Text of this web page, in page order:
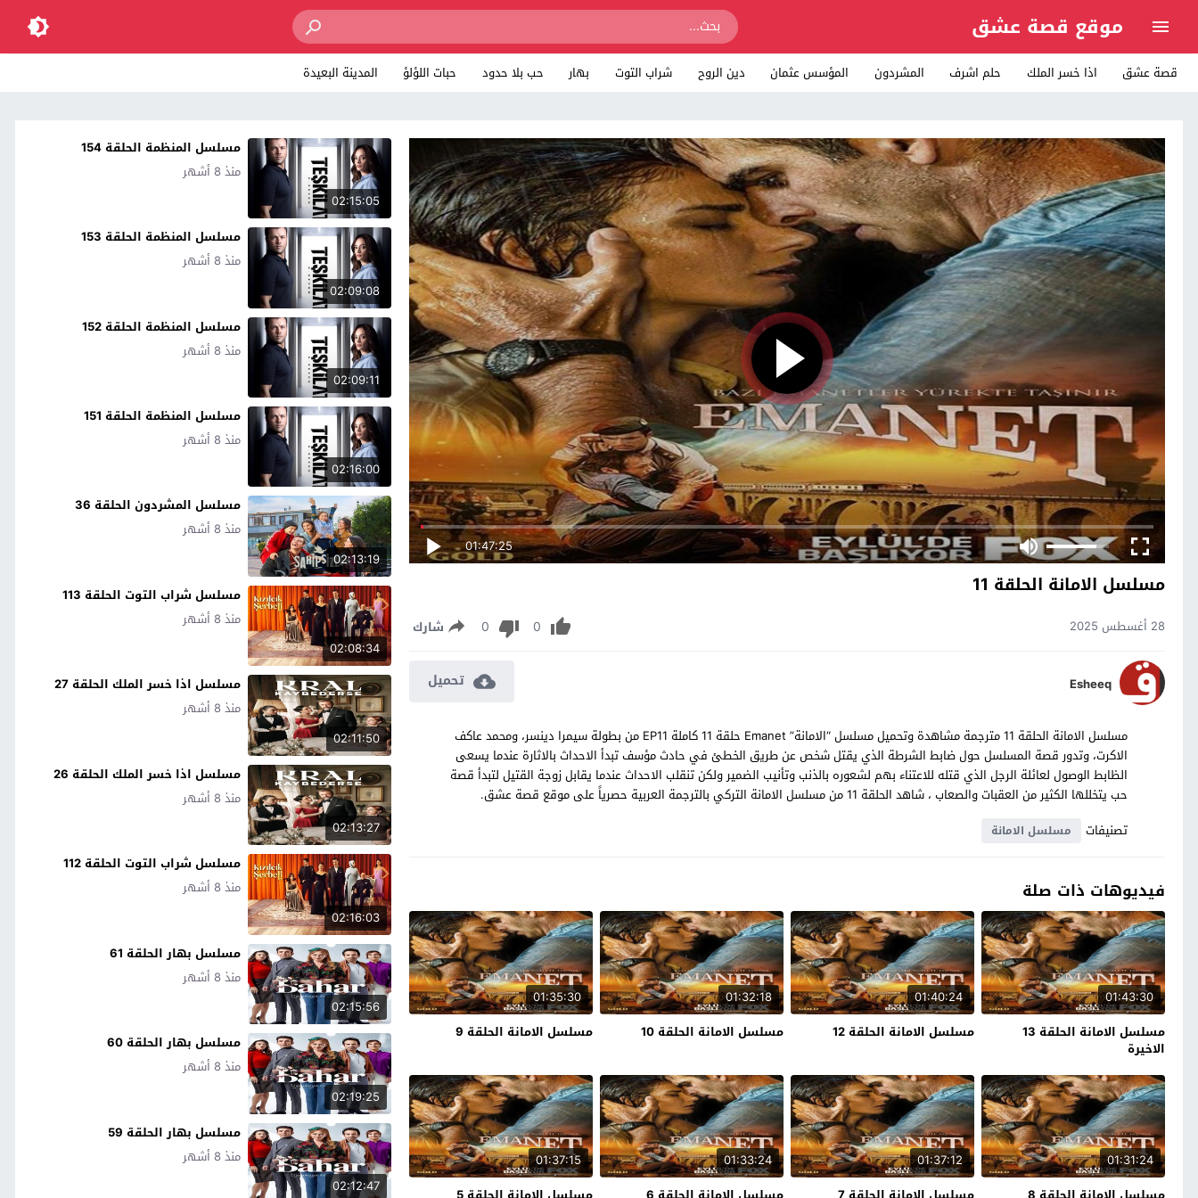
موقع قصة عشق
قصة عشق اذا خسر الملك حلم اشرف المشردون المؤسس عثمان دين الروح شراب التوت بهار حب بلا حدود حبات اللؤلؤ المدينة البعيدة
01:47:25
مسلسل الامانة الحلقة 11
28 أغسطس 2025 0
0 شارك
Esheeq تحميل
مسلسل الامانة الحلقة 11 مترجمة مشاهدة وتحميل مسلسل “الامانة” Emanet حلقة 11 كاملة EP11 من بطولة سيمرا دينسر، ومحمد عاكف
الاكرت، وتدور قصة المسلسل حول ضابط الشرطة الذي يقتل شخص عن طريق الخطئ في حادث مؤسف تبدأ الاحداث بالاثارة عندما يسعى
الظابط الوصول لعائلة الرجل الذي قتله للاعتناء بهم لشعوره بالذنب وتأنيب الضمير ولكن تنقلب الاحداث عندما يقابل زوجة القتيل لتبدأ قصة
حب يتخللها الكثير من العقبات والصعاب ، شاهد الحلقة 11 من مسلسل الامانة التركي بالترجمة العربية حصرياً على موقع قصة عشق.
تصنيفات
مسلسل الامانة
فيديوهات ذات صلة
01:43:30
مسلسل الامانة الحلقة 13
الاخيرة
01:40:24
مسلسل الامانة الحلقة 12
01:32:18
مسلسل الامانة الحلقة 10
01:35:30
مسلسل الامانة الحلقة 9
01:31:24
01:37:12
01:33:24
01:37:15
02:15:05
مسلسل المنظمة الحلقة 154
منذ 8 أشهر
02:09:08
مسلسل المنظمة الحلقة 153
منذ 8 أشهر
02:09:11
مسلسل المنظمة الحلقة 152
منذ 8 أشهر
02:16:00
مسلسل المنظمة الحلقة 151
منذ 8 أشهر
02:13:19
مسلسل المشردون الحلقة 36
منذ 8 أشهر
02:08:34
مسلسل شراب التوت الحلقة 113
منذ 8 أشهر
02:11:50
مسلسل اذا خسر الملك الحلقة 27
منذ 8 أشهر
02:13:27
مسلسل اذا خسر الملك الحلقة 26
منذ 8 أشهر
02:16:03
مسلسل شراب التوت الحلقة 112
منذ 8 أشهر
02:15:56
مسلسل بهار الحلقة 61
منذ 8 أشهر
02:19:25
مسلسل بهار الحلقة 60
منذ 8 أشهر
02:12:47
مسلسل بهار الحلقة 59
منذ 8 أشهر